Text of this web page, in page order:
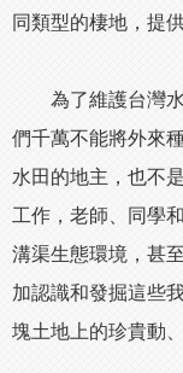
同類型的棲地，
為了維護台灣水
們千萬不能將外來
水田的地主，也不
工作，老師、同學
溝渠生態環境，甚
加認識和發掘這些
塊土地上的珍貴動